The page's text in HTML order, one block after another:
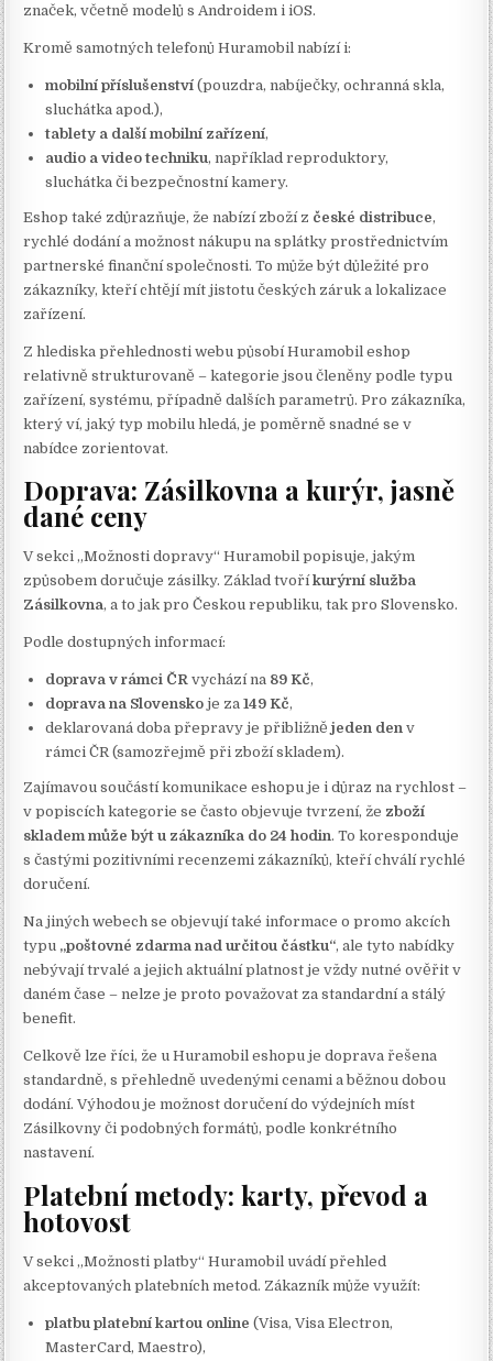
značek, včetně modelů s Androidem i iOS.
Kromě samotných telefonů Huramobil nabízí i:
mobilní příslušenství (pouzdra, nabíječky, ochranná skla,
sluchátka apod.),
tablety a další mobilní zařízení,
audio a video techniku, například reproduktory,
sluchátka či bezpečnostní kamery.
Eshop také zdůrazňuje, že nabízí zboží z české distribuce,
rychlé dodání a možnost nákupu na splátky prostřednictvím
partnerské finanční společnosti. To může být důležité pro
zákazníky, kteří chtějí mít jistotu českých záruk a lokalizace
zařízení.
Z hlediska přehlednosti webu působí Huramobil eshop
relativně strukturovaně – kategorie jsou členěny podle typu
zařízení, systému, případně dalších parametrů. Pro zákazníka,
který ví, jaký typ mobilu hledá, je poměrně snadné se v
nabídce zorientovat.
Doprava: Zásilkovna a kurýr, jasně
dané ceny
V sekci „Možnosti dopravy“ Huramobil popisuje, jakým
způsobem doručuje zásilky. Základ tvoříkurýrní služba
Zásilkovna, a to jak pro Českou republiku, tak pro Slovensko.
Podle dostupných informací:
doprava v rámci ČR vychází na 89 Kč,
doprava na Slovensko je za149 Kč,
deklarovaná doba přepravy je přibližnějeden den v
rámci ČR (samozřejmě při zboží skladem).
Zajímavou součástí komunikace eshopu je i důraz na rychlost –
v popiscích kategorie se často objevuje tvrzení, že zboží
skladem může být u zákazníka do 24 hodin. To koresponduje
s častými pozitivními recenzemi zákazníků, kteří chválí rychlé
doručení.
Na jiných webech se objevují také informace o promo akcích
typu „poštovné zdarma nad určitou částku“, ale tyto nabídky
nebývají trvalé a jejich aktuální platnost je vždy nutné ověřit v
daném čase – nelze je proto považovat za standardní a stálý
benefit.
Celkově lze říci, že u Huramobil eshopu je doprava řešena
standardně, s přehledně uvedenými cenami a běžnou dobou
dodání. Výhodou je možnost doručení do výdejních míst
Zásilkovny či podobných formátů, podle konkrétního
nastavení.
Platební metody: karty, převod a
hotovost
V sekci „Možnosti platby“ Huramobil uvádí přehled
akceptovaných platebních metod. Zákazník může využít:
platbu platební kartou online (Visa, Visa Electron,
MasterCard, Maestro),